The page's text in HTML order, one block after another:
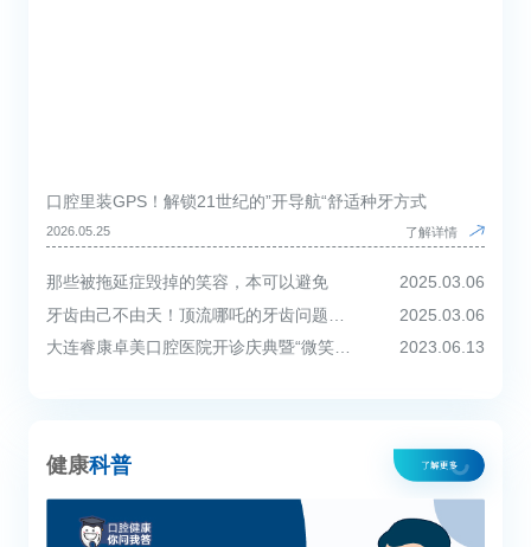
口腔里装GPS！解锁21世纪的”开导航“舒适种牙方式
2026.05.25 了解详情
那些被拖延症毁掉的笑容，本可以避免
2025.03.06
2025.03.06
大连睿康卓美口腔医院开诊庆典暨“微笑您健康”全民口腔健康计划启动仪式圆满举行！
2023.06.13
健康科普